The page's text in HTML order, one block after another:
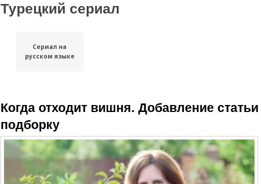
Турецкий сериал
Сериал на
русском языке
Когда отходит вишня. Добавление
подборку